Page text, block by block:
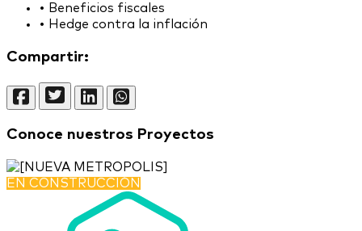
• Beneficios fiscales
• Hedge contra la inflación
Compartir:
Conoce nuestros Proyectos
EN CONSTRUCCIÓN